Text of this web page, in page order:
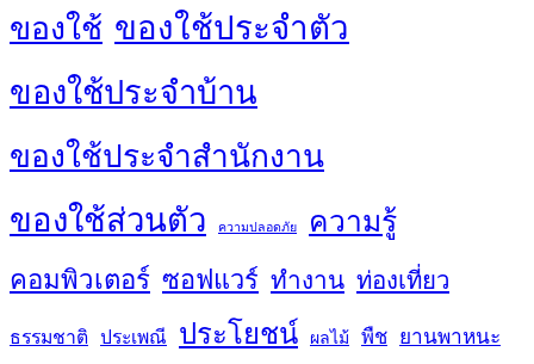
ของใช้ ของใช้ประจำตัว
ของใช้ประจำบ้าน
ของใช้ประจำสำนักงาน
ของใช้ส่วนตัว ความปลอดภัย ความรู้
คอมพิวเตอร์ ซอฟแวร์ ทำงาน ท่องเที่ยว
ธรรมชาติ ประเพณี ประโยชน์ ผลไม้ พืช ยานพาหนะ